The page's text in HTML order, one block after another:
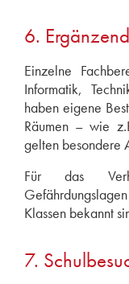
6.
Einzelne
Informatik,
haben eigene
Räumen – wie
gelten besondere
Für das
Klassen bekannt
7.